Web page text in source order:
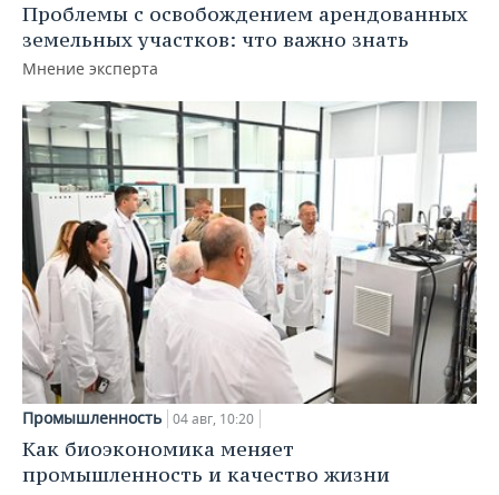
Проблемы с освобождением арендованных
земельных участков: что важно знать
Мнение эксперта
Промышленность 04 авг, 10:20
Как биоэкономика меняет
промышленность и качество жизни